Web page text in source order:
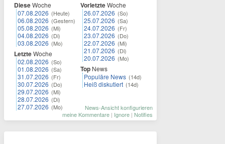
DieseWoche
07.08.2026 (Heute)
06.08.2026 (Gestern)
05.08.2026 (Mi)
04.08.2026 (Di)
03.08.2026 (Mo)
LetzteWoche
02.08.2026 (So)
01.08.2026 (Sa)
31.07.2026 (Fr)
30.07.2026 (Do)
29.07.2026 (Mi)
28.07.2026 (Di)
27.07.2026 (Mo)
VorletzteWoche
26.07.2026 (So)
25.07.2026 (Sa)
24.07.2026 (Fr)
23.07.2026 (Do)
22.07.2026 (Mi)
21.07.2026 (Di)
20.07.2026 (Mo)
Top News
Populäre News (14d)
Heiß diskutiert (14d)
News-Ansicht konfigurieren
meine Kommentare | Ignore | Notifies